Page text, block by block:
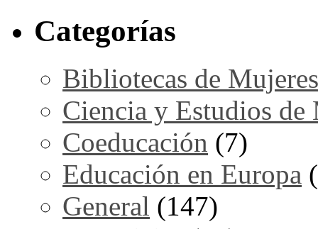
Categorías
Bibliotecas de Mujeres
Ciencia y Estudios de
Coeducación (7)
Educación en Europa
General (147)